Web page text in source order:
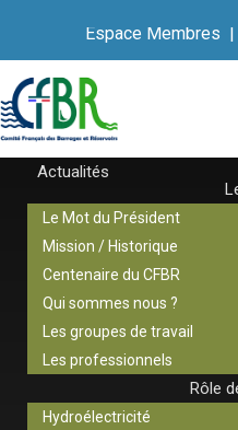
Espace Membres |
Actualités
Le Mot du Président
Mission / Historique
Centenaire du CFBR
Qui sommes nous ?
Les groupes de travail
Les professionnels
Rôle
Hydroélectricité